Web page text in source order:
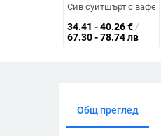
Сив суитшърт с
34.41 - 40.26€ /
67.30 - 78.74 лв
Общ преглед